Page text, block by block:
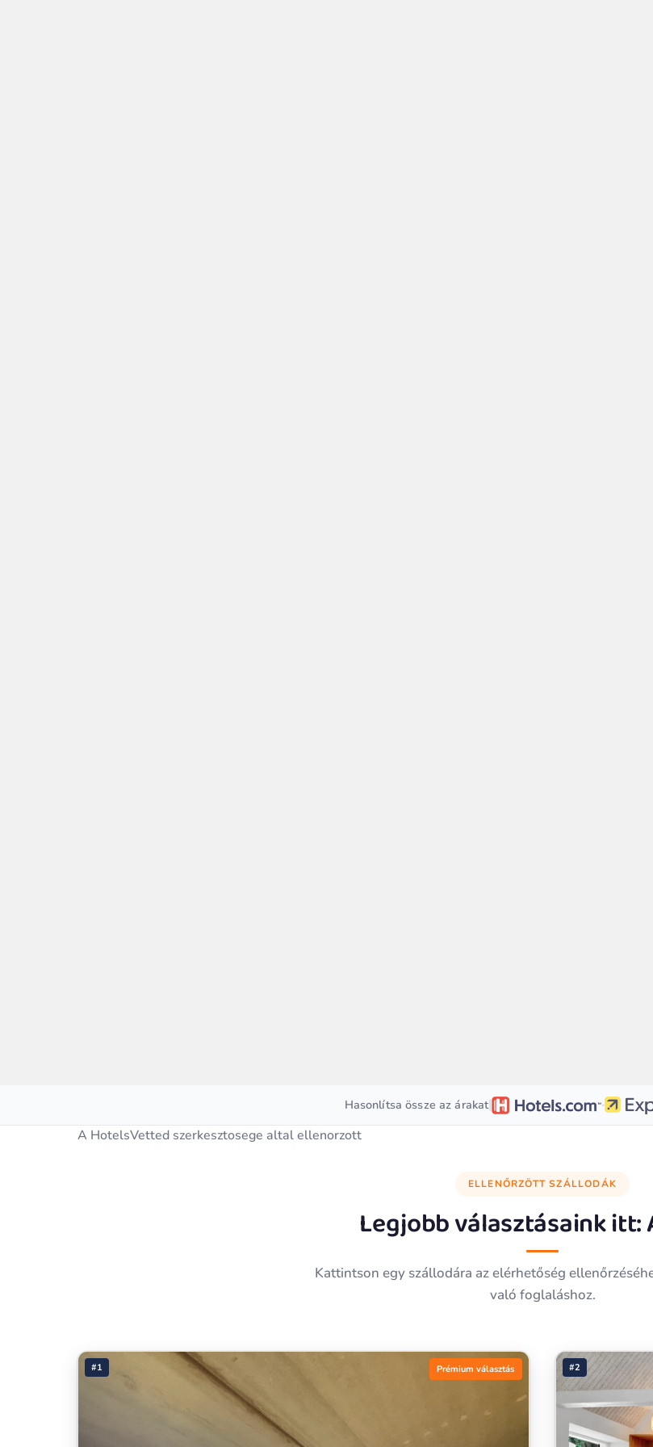
Hasonlítsa össze az árakat| ·
A HotelsVetted szerkesztosege altal ellenorzott
ELLENŐRZÖTT SZÁLLODÁK
Legjobb választásaink itt:
Kattintson egy szállodára az elérhetőség
való foglaláshoz.
#1 Prémium választás #2